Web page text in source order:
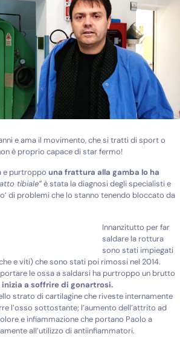
e ama il movimento, che si tratti di sport o
è proprio capace di star fermo!
e purtroppouna frattura alla gamba lo ha
tibiale”è stata la diagnosi degli specialisti e
di problemi che lo stanno tenendo bloccato da
Innanzitutto per far
saldare la rottura
sono stati impiegati
e viti) che sono stati poi rimossi nel 2014.
le ossa a saldarsi ha purtroppo un brutto
inizia a soffrire di gonartrosi.
strato di cartilagine che riveste internamente
l’osso sottostante; l’aumento dell’attrito ad
e infiammazione che portano Paolo a
all’utilizzo di antiinfiammatori.